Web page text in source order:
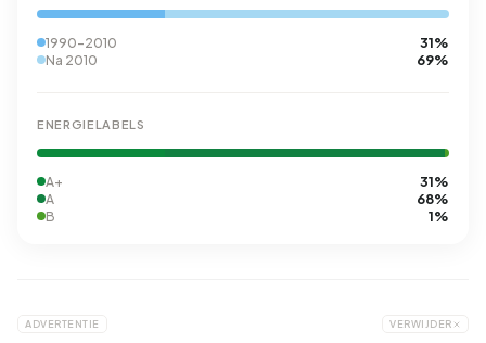
1990-2010 31%
Na 2010 69%
ENERGIELABELS
A+ 31%
A 68%
B 1%
ADVERTENTIE VERWIJDER